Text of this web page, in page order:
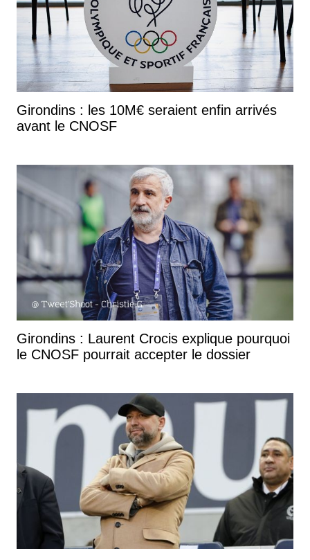
Girondins : les 10M€ seraient enfin arrivés
avant le CNOSF
Girondins : Laurent Crocis explique pourquoi
le CNOSF pourrait accepter le dossier